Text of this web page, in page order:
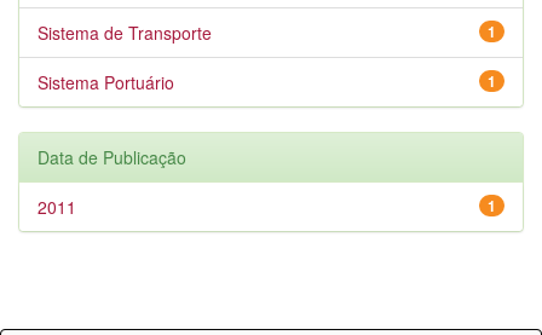
1
Sistema de Transporte
1
Sistema Portuário
Data de Publicação
1
2011